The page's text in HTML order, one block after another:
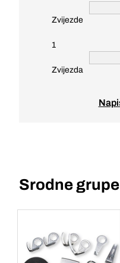
Zvijezde
1
Zvijezda
Srodne